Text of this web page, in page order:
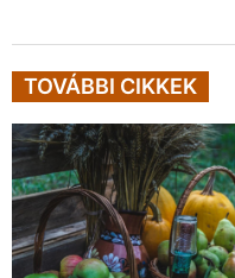
TOVÁBBI CIKKEK